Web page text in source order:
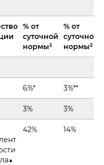
% от
суточной
нормы¹
% от
суточной
нормы²
6%* 3%**
3% 3%
42% 14%